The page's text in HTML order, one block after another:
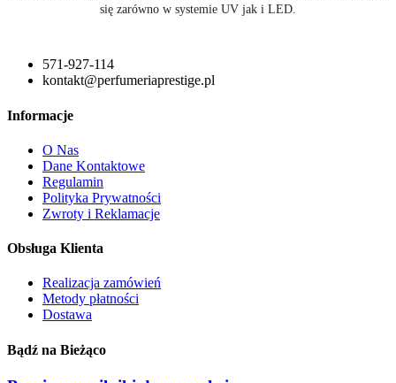
się zarówno w systemie UV jak i LED.
571-927-114
kontakt@perfumeriaprestige.pl
Informacje
O Nas
Dane Kontaktowe
Regulamin
Polityka Prywatności
Zwroty i Reklamacje
Obsługa Klienta
Realizacja zamówień
Metody płatności
Dostawa
Bądź na Bieżąco